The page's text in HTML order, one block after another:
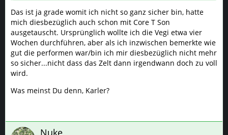
Das ist ja grade womit ich nicht so ganz sicher bin, hatte
mich diesbezüglich auch schon mit Core T Son
ausgetauscht. Ursprünglich wollte ich die Vegi etwa vier
Wochen durchführen, aber als ich inzwischen bemerkte wie
gut die performen war/bin ich mir diesbezüglich nicht mehr
so sicher...nicht dass das Zelt dann irgendwann doch zu voll
wird.
Was meinst Du denn, Karler?